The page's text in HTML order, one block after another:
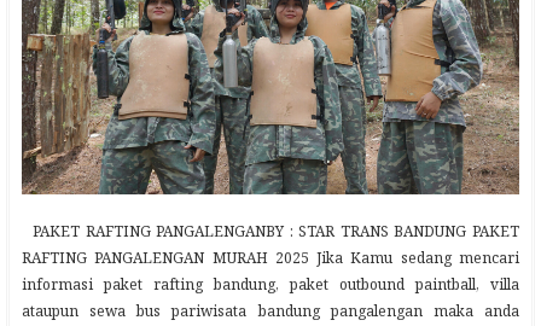
PAKET RAFTING PANGALENGANBY : STAR TRANS BANDUNG PAKET
RAFTING PANGALENGAN MURAH 2025 Jika Kamu sedang mencari
informasi paket rafting bandung, paket outbound paintball, villa
ataupun sewa bus pariwisata bandung pangalengan maka anda